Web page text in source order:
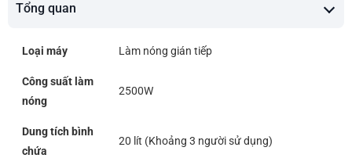
Tổng quan
Loại máy Làm nóng gián tiếp
Công suất làm
nóng
2500W
Dung tích bình
chứa
20 lít (Khoảng 3 người sử dụng)